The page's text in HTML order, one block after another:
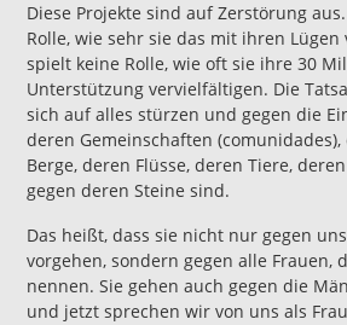
Diese Projekte sind auf Zerstörung
Rolle, wie sehr sie das mit ihren Lügen
spielt keine Rolle, wie oft sie ihre 30
Unterstützung vervielfältigen. Die
sich auf alles stürzen und gegen die
deren Gemeinschaften
Berge, deren Flüsse, deren Tiere,
gegen deren Steine sind.
Das heißt, dass sie nicht nur gegen
vorgehen, sondern gegen alle Frauen,
nennen. Sie gehen auch gegen die
und jetzt sprechen wir von uns als